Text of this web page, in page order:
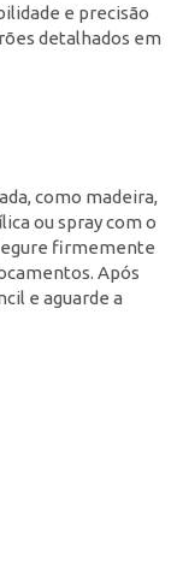
e precisão
detalhados em
como madeira,
ou spray com o
firmemente
Após
e aguarde a